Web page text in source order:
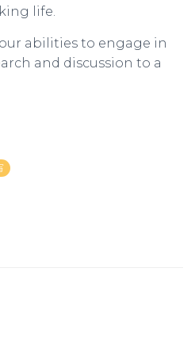
life.
abilities to engage in
and discussion to a